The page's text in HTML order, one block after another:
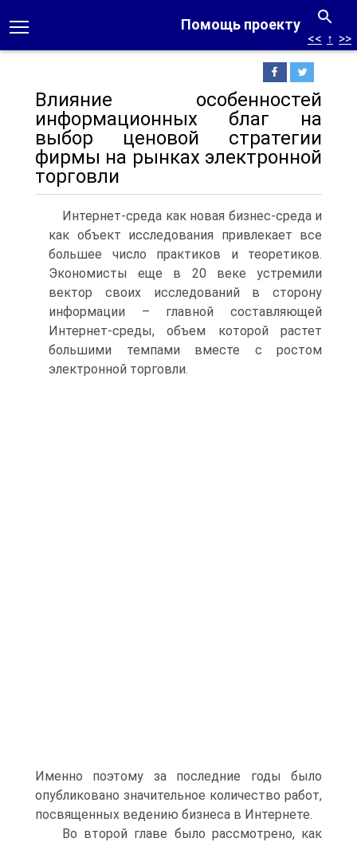
Помощь проекту
<< ↑ >>
Влияние особенностей
информационных благ на
выбор ценовой стратегии
фирмы на рынках электронной
торговли
Интернет-среда как новая бизнес-среда и
как объект исследования привлекает все
большее число практиков и теоретиков.
Экономисты еще в 20 веке устремили
вектор своих исследований в сторону
информации – главной составляющей
Интернет-среды, объем которой растет
большими темпами вместе с ростом
электронной торговли.
Именно поэтому за последние годы было
опубликовано значительное количество работ,
посвященных ведению бизнеса в Интернете.
Во второй главе было рассмотрено, как